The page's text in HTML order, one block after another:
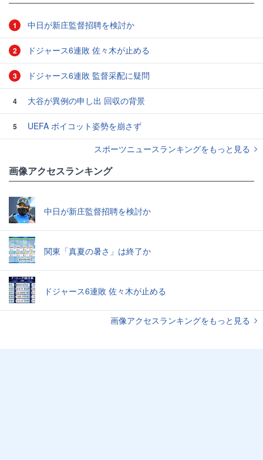
1 中日が新庄監督招聘を検討か
2 ドジャース6連敗 佐々木が止める
3 ドジャース6連敗 監督采配に疑問
4 大谷が異例の申し出 回収の背景
5
UEFA ボイコット姿勢を崩さず
スポーツニュースランキングをもっと見る
画像アクセスランキング
中日が新庄監督招聘を検討か
関東「真夏の暑さ」は終了か
ドジャース6連敗 佐々木が止める
画像アクセスランキングをもっと見る